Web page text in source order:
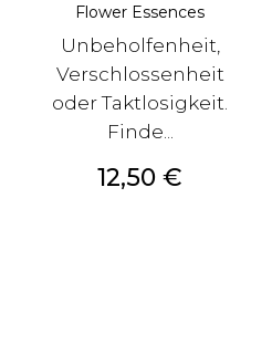
Flower Essences
Unbeholfenheit,
Verschlossenheit
oder Taktlosigkeit.
Finde...
Preis
12,50 €